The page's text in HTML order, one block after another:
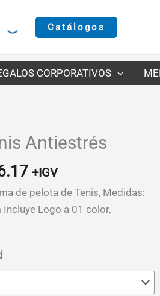
Catálogos
CORPORATIVOS
Antiestrés
Rango
de
precios:
S/6.17
+IGV
de pelota de Tenis, Medidas:
Logo a 01 color,